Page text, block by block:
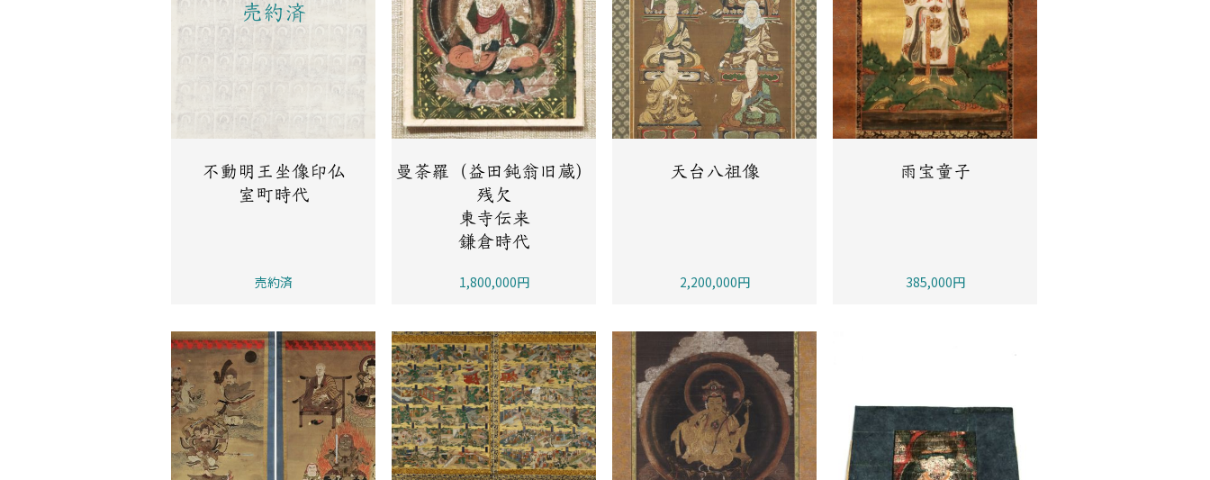
売約済
不動明王坐像印仏
室町時代
売約済
曼荼羅（益田鈍翁旧蔵）
残欠
東寺伝来
鎌倉時代
1,800,000円
天台八祖像
2,200,000円
雨宝童子
385,000円